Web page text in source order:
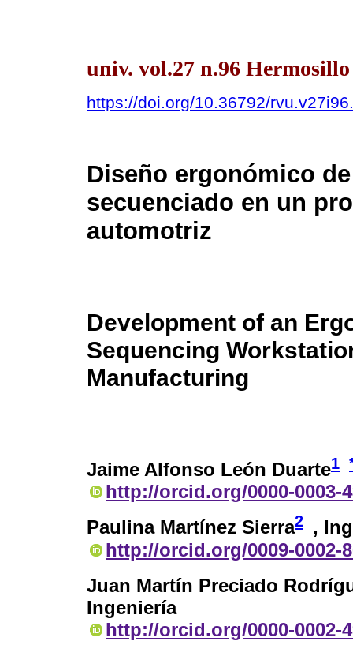
univ. vol.27 n.96
https://doi.org/10.36792/
Diseño ergonómico
secuenciado en un
automotriz
Development of an
Sequencing
Manufacturing
Jaime Alfonso León Duarte1
http://orcid.org/0000-0003-
Paulina Martínez Sierra2 ,
http://orcid.org/0009-0002-
Juan Martín Preciado
Ingeniería
http://orcid.org/0000-0002-